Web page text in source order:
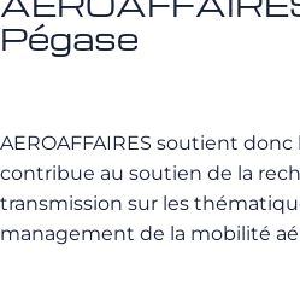
Pégase
AEROAFFAIRES soutient donc
contribue au soutien de la
transmission sur les
management de la mobilité